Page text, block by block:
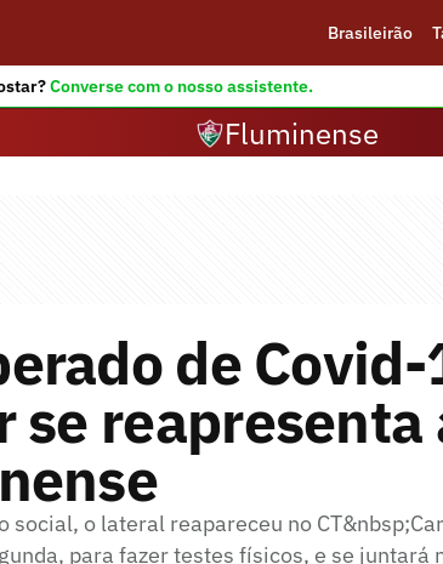
Brasileirão
Converse com o nosso assistente.
Fluminense
de
se reapresenta
social, o lateral reapareceu no
para fazer testes físicos, e se juntará